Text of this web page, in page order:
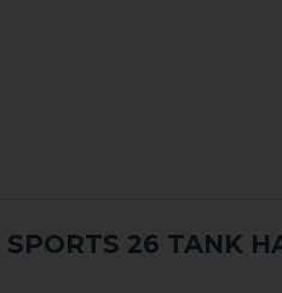
SPORTS 26 TANK